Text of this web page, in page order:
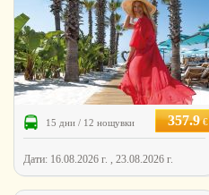
15 дни / 12 нощувки 357.9€
Дати: 16.08.2026 г. , 23.08.2026 г.